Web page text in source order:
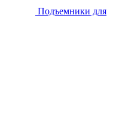
Подъемники для